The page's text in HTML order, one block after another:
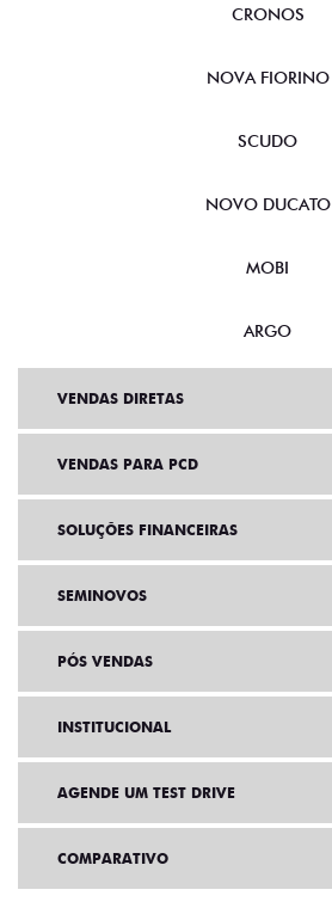
CRONOS
NOVA FIORINO
SCUDO
NOVO DUCATO
MOBI
ARGO
VENDAS DIRETAS
VENDAS PARA PCD
SOLUÇÕES FINANCEIRAS
SEMINOVOS
PÓS VENDAS
INSTITUCIONAL
AGENDE UM TEST DRIVE
COMPARATIVO